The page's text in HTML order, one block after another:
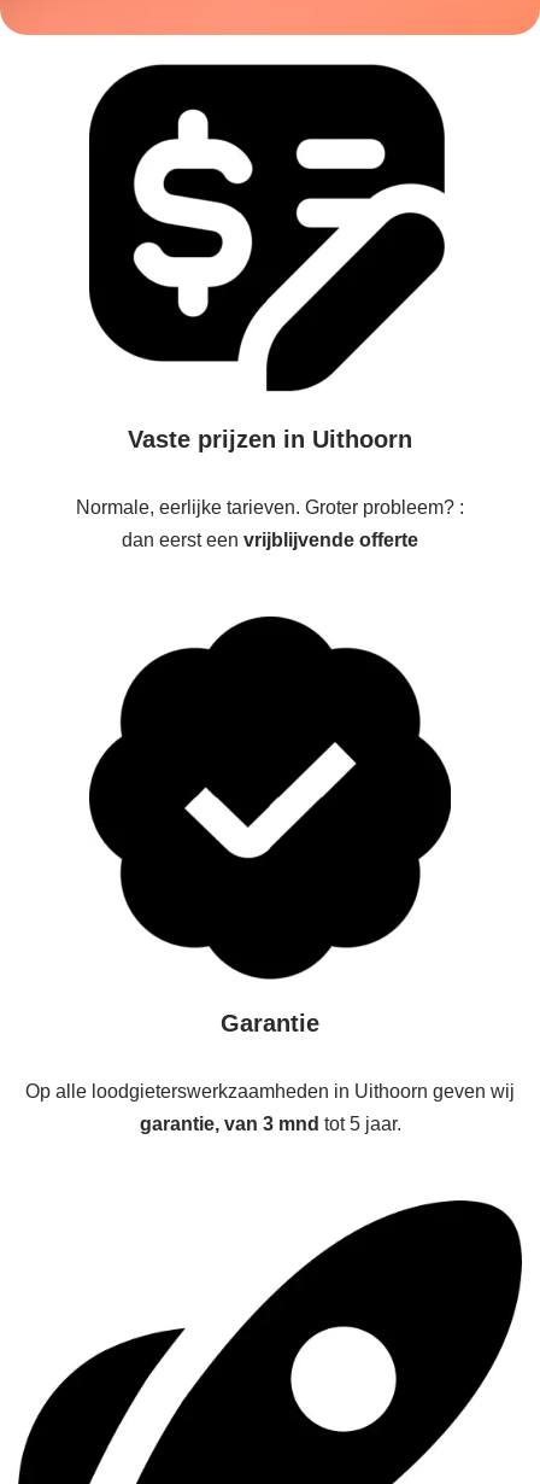
Vaste prijzen in Uithoorn
Normale, eerlijke tarieven. Groter probleem? :
dan eerst een vrijblijvende offerte
Garantie
Op alle loodgieterswerkzaamheden in Uithoorn geven wij
garantie, van 3 mnd tot 5 jaar.